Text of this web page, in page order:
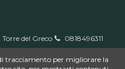
del Greco
0818496311
tracciamento per migliorare la